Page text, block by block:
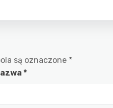
są oznaczone *
*